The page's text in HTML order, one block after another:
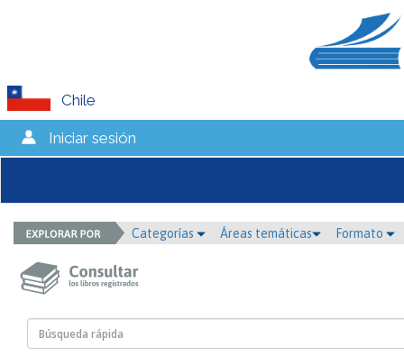
Chile
Iniciar sesión
Categorías Áreas temáticas Formato